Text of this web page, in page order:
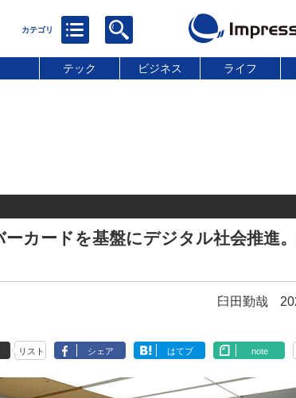
テック ビジネス ライフ
ーカードを基盤にデジタル社会推進
臼田勤哉
リスト シェア はてブ note